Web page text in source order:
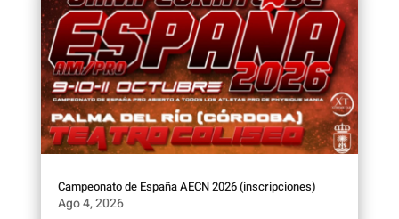
Campeonato de España AECN 2026 (inscripciones)
Ago 4, 2026